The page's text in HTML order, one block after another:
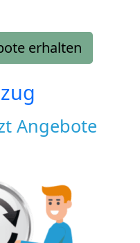
erhalten
Angebote